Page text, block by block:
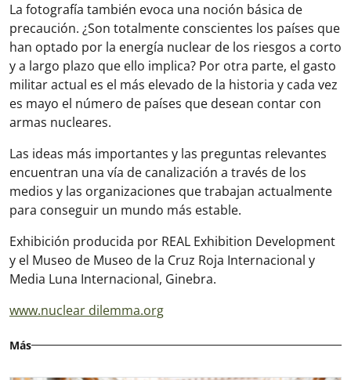
La fotografía también evoca una noción básica de
precaución. ¿Son totalmente conscientes los países que
han optado por la energía nuclear de los riesgos a corto
y a largo plazo que ello implica? Por otra parte, el gasto
militar actual es el más elevado de la historia y cada vez
es mayo el número de países que desean contar con
armas nucleares.
Las ideas más importantes y las preguntas relevantes
encuentran una vía de canalización a través de los
medios y las organizaciones que trabajan actualmente
para conseguir un mundo más estable.
Exhibición producida por REAL Exhibition Development
y el Museo de Museo de la Cruz Roja Internacional y
Media Luna Internacional, Ginebra.
www.nuclear dilemma.org
Más